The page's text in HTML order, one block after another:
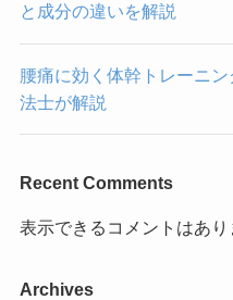
と成分の違いを解説
腰痛に効く体幹トレーニ
法士が解説
Recent Comments
表示できるコメントはあり
Archives